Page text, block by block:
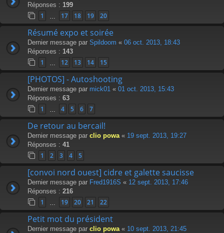
Réponses : 199
1 17 18 19 20
Résumé expo et soirée
Dernier message par Spildoom « 06 oct. 2013, 18:43
Réponses : 143
1 12 13 14 15
[PHOTOS] - Autoshooting
Dernier message par mick01 « 01 oct. 2013, 15:43
Réponses : 63
1 4 5 6 7
De retour au bercail!
Dernier message par clio powa « 19 sept. 2013, 19:27
Réponses : 41
1 2 3 4 5
[convoi nord ouest] cidre et galette saucisse
Dernier message par Fred1916S « 12 sept. 2013, 17:46
Réponses : 216
1 19 20 21 22
Petit mot du président
Dernier message par clio powa « 10 sept. 2013, 21:45